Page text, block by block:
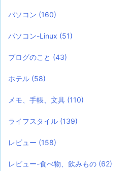
パソコン (160)
パソコン-Linux (51)
ブログのこと (43)
ホテル (58)
メモ、手帳、文具 (110)
ライフスタイル (139)
レビュー (158)
レビュー-食べ物、飲みもの (62)